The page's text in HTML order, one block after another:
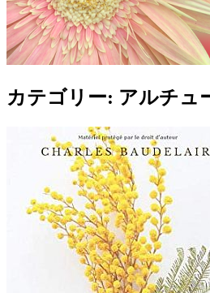
カテゴリー: アルチュ